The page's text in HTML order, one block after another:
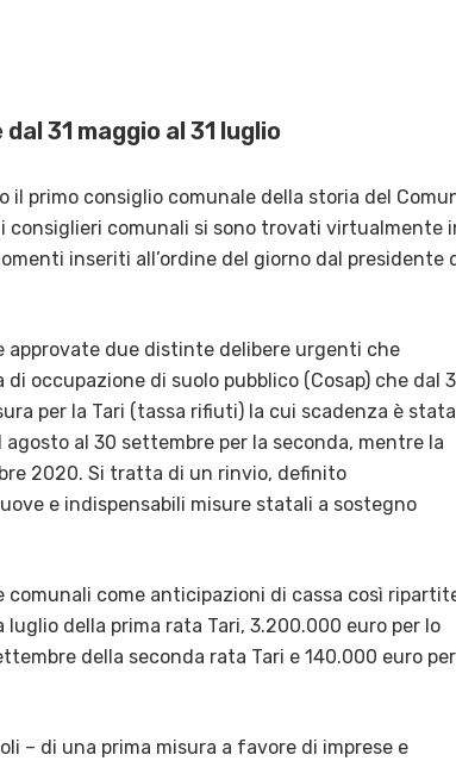
31 maggio al 31 luglio
il primo consiglio comunale della storia del
consiglieri comunali si sono trovati virtualmente
inseriti all’ordine del giorno dal presidente
approvate due distinte delibere urgenti che
occupazione di suolo pubblico (Cosap) che dal
per la Tari (tassa rifiuti) la cui scadenza è stata
al 30 settembre per la seconda, mentre la
2020. Si tratta di un rinvio, definito
e indispensabili misure statali a sostegno
come anticipazioni di cassa così
della prima rata Tari, 3.200.000 euro per lo
della seconda rata Tari e 140.000 euro
– di una prima misura a favore di imprese e